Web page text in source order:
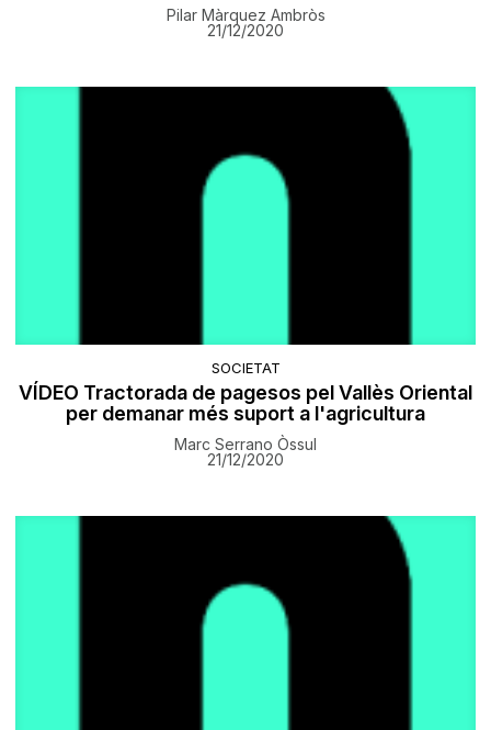
Pilar Màrquez Ambròs
21/12/2020
SOCIETAT
VÍDEO Tractorada de pagesos pel Vallès Oriental
per demanar més suport a l'agricultura
Marc Serrano Òssul
21/12/2020